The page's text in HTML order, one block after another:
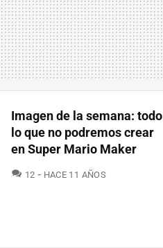
Imagen de la semana: todo
lo que no podremos crear
en Super Mario Maker
12 COMENTARIOS
HACE 11 AÑOS